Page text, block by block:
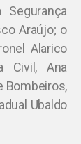
Araújo; o
Alarico
Civil, Ana
Bombeiros,
Ubaldo